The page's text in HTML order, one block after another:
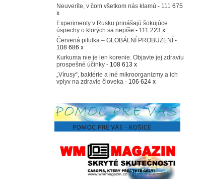
Neuveríte, v čom všetkom nás klamú - 111 675
x
Experimenty v Rusku prinášajú šokujúce
úspechy o ktorých sa nepíše - 111 223 x
Červená pilulka – GLOBÁLNÍ PROBUZENÍ -
108 686 x
Kurkuma nie je len korenie. Objavte jej zdraviu
prospešné účinky - 108 613 x
„Vírusy“, baktérie a iné mikroorganizmy a ich
vplyv na zdravie človeka - 106 624 x